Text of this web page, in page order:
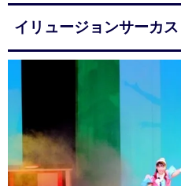
イリュージョンサーカス